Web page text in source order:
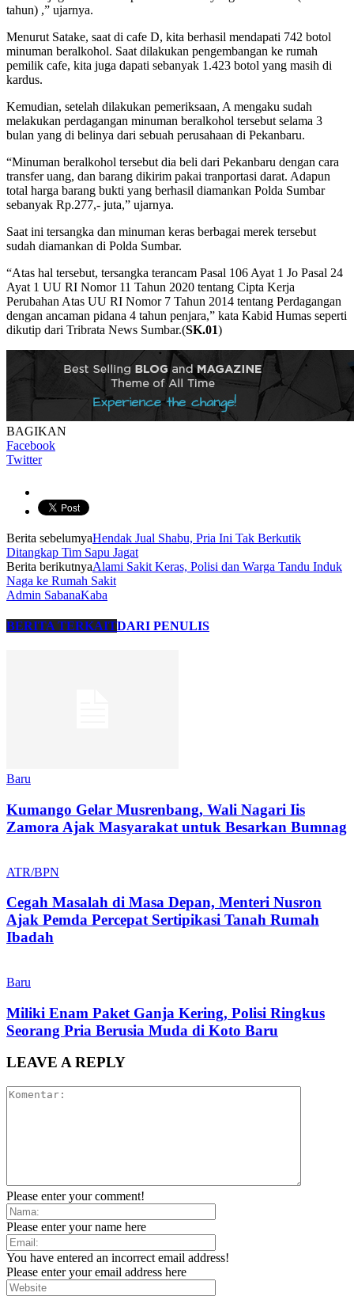
tahun) ,” ujarnya.
Menurut Satake, saat di cafe D, kita berhasil mendapati 742 botol
minuman beralkohol. Saat dilakukan pengembangan ke rumah
pemilik cafe, kita juga dapati sebanyak 1.423 botol yang masih di
kardus.
Kemudian, setelah dilakukan pemeriksaan, A mengaku sudah
melakukan perdagangan minuman beralkohol tersebut selama 3
bulan yang di belinya dari sebuah perusahaan di Pekanbaru.
“Minuman beralkohol tersebut dia beli dari Pekanbaru dengan cara
transfer uang, dan barang dikirim pakai tranportasi darat. Adapun
total harga barang bukti yang berhasil diamankan Polda Sumbar
sebanyak Rp.277,- juta,” ujarnya.
Saat ini tersangka dan minuman keras berbagai merek tersebut
sudah diamankan di Polda Sumbar.
“Atas hal tersebut, tersangka terancam Pasal 106 Ayat 1 Jo Pasal 24
Ayat 1 UU RI Nomor 11 Tahun 2020 tentang Cipta Kerja
Perubahan Atas UU RI Nomor 7 Tahun 2014 tentang Perdagangan
dengan ancaman pidana 4 tahun penjara,” kata Kabid Humas seperti
dikutip dari Tribrata News Sumbar.(SK.01)
BAGIKAN
Facebook
Twitter
Berita sebelumyaHendak Jual Shabu, Pria Ini Tak Berkutik
Ditangkap Tim Sapu Jagat
Berita berikutnyaAlami Sakit Keras, Polisi dan Warga Tandu Induk
Naga ke Rumah Sakit
Admin SabanaKaba
BERITA TERKAITDARI PENULIS
Baru
Kumango Gelar Musrenbang, Wali Nagari Iis
Zamora Ajak Masyarakat untuk Besarkan Bumnag
ATR/BPN
Cegah Masalah di Masa Depan, Menteri Nusron
Ajak Pemda Percepat Sertipikasi Tanah Rumah
Ibadah
Baru
Miliki Enam Paket Ganja Kering, Polisi Ringkus
Seorang Pria Berusia Muda di Koto Baru
LEAVE A REPLY
Please enter your comment!
Please enter your name here
You have entered an incorrect email address!
Please enter your email address here